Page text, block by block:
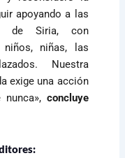
apoyando a las
de Siria, con
niñas, las
Nuestra
exige una acción
concluye